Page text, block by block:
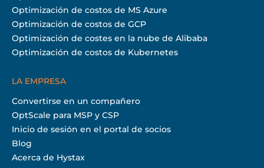
Optimización de costos de MS Azure
Optimización de costos de GCP
Optimización de costes en la nube de Alibaba
Optimización de costos de Kubernetes
LA EMPRESA
Convertirse en un compañero
OptScale para MSP y CSP
Inicio de sesión en el portal de socios
Blog
Acerca de Hystax